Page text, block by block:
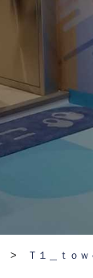
> Ｔ１＿ｔｏ